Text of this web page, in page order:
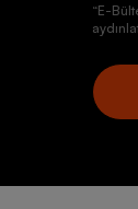
“E-